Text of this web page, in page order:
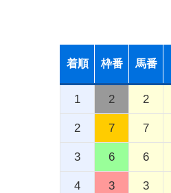
着順 枠番 馬番
1 2 2
2 7 7
3 6 6
4 3 3